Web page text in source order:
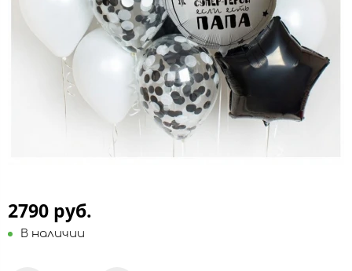
2790 руб.
В наличии